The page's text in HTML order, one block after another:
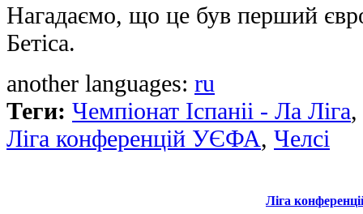
Нагадаємо, що це був перший
Бетіса.
another languages: ru
Теги: Чемпіонат Іспаніі - Ла Ліга,
Ліга конференцій УЄФА, Челсі
Ліга